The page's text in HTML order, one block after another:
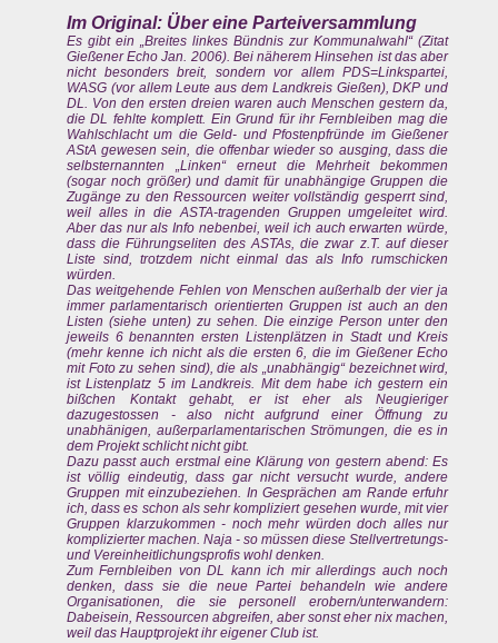
Im Original: Über eine Parteiversammlung
Es gibt ein „Breites linkes Bündnis zur Kommunalwahl“ (Zitat
Gießener Echo Jan. 2006). Bei näherem Hinsehen ist das aber
nicht besonders breit, sondern vor allem PDS=Linkspartei,
WASG (vor allem Leute aus dem Landkreis Gießen), DKP und
DL. Von den ersten dreien waren auch Menschen gestern da,
die DL fehlte komplett. Ein Grund für ihr Fernbleiben mag die
Wahlschlacht um die Geld- und Pfostenpfründe im Gießener
AStA gewesen sein, die offenbar wieder so ausging, dass die
selbsternannten „Linken“ erneut die Mehrheit bekommen
(sogar noch größer) und damit für unabhängige Gruppen die
Zugänge zu den Ressourcen weiter vollständig gesperrt sind,
weil alles in die ASTA-tragenden Gruppen umgeleitet wird.
Aber das nur als Info nebenbei, weil ich auch erwarten würde,
dass die Führungseliten des ASTAs, die zwar z.T. auf dieser
Liste sind, trotzdem nicht einmal das als Info rumschicken
würden.
Das weitgehende Fehlen von Menschen außerhalb der vier ja
immer parlamentarisch orientierten Gruppen ist auch an den
Listen (siehe unten) zu sehen. Die einzige Person unter den
jeweils 6 benannten ersten Listenplätzen in Stadt und Kreis
(mehr kenne ich nicht als die ersten 6, die im Gießener Echo
mit Foto zu sehen sind), die als „unabhängig“ bezeichnet wird,
ist Listenplatz 5 im Landkreis. Mit dem habe ich gestern ein
bißchen Kontakt gehabt, er ist eher als Neugieriger
dazugestossen - also nicht aufgrund einer Öffnung zu
unabhänigen, außerparlamentarischen Strömungen, die es in
dem Projekt schlicht nicht gibt.
Dazu passt auch erstmal eine Klärung von gestern abend: Es
ist völlig eindeutig, dass gar nicht versucht wurde, andere
Gruppen mit einzubeziehen. In Gesprächen am Rande erfuhr
ich, dass es schon als sehr kompliziert gesehen wurde, mit vier
Gruppen klarzukommen - noch mehr würden doch alles nur
komplizierter machen. Naja - so müssen diese Stellvertretungs-
und Vereinheitlichungsprofis wohl denken.
Zum Fernbleiben von DL kann ich mir allerdings auch noch
denken, dass sie die neue Partei behandeln wie andere
Organisationen, die sie personell erobern/unterwandern:
Dabeisein, Ressourcen abgreifen, aber sonst eher nix machen,
weil das Hauptprojekt ihr eigener Club ist.